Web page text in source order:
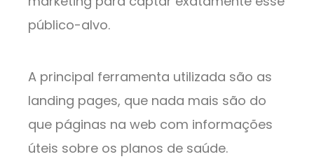
público-alvo.
A principal ferramenta utilizada são as
landing pages, que nada mais são do
que páginas na web com informações
úteis sobre os planos de saúde.